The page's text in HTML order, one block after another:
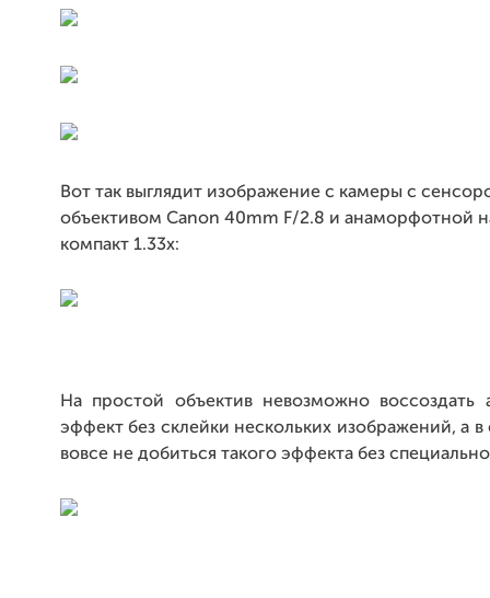
Вот так выглядит изображение с камеры с
объективом Canon 40mm F/2.8 и анаморфотной
компакт 1.33x:
На простой объектив невозможно воссоздать
эффект без склейки нескольких изображений, а в
вовсе не добиться такого эффекта без